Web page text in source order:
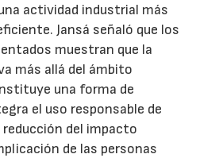
actividad industrial más
Jansá señaló que los
muestran que la
más allá del ámbito
una forma de
el uso responsable de
del impacto
de las personas